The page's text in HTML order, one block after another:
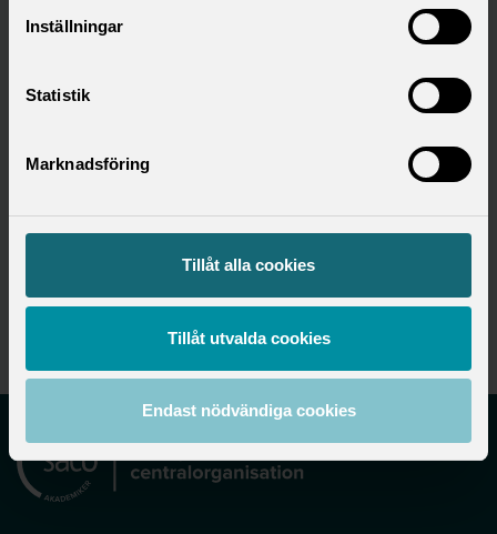
Inställningar
Statistik
Marknadsföring
Tillåt alla cookies
Tillåt utvalda cookies
Endast nödvändiga cookies
Utbildningsområde
Utbildning